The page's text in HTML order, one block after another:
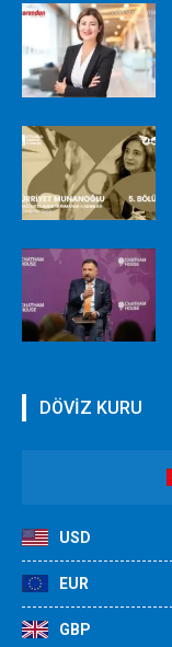
DÖVİZ KURU
USD
EUR
GBP